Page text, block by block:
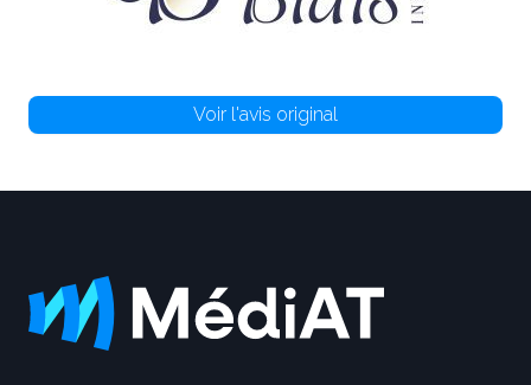
Voir l'avis original